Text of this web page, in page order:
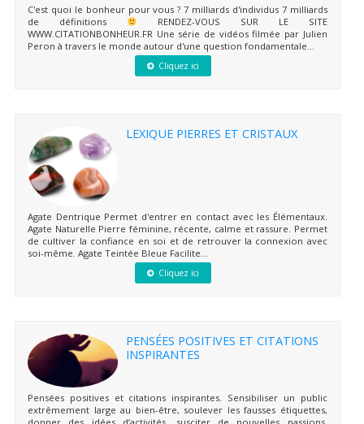
C'est quoi le bonheur pour vous ? 7 milliards d'individus 7 milliards
de définitions
RENDEZ-VOUS SUR LE SITE
WWW.CITATIONBONHEUR.FR Une série de vidéos filmée par Julien
Peron à travers le monde autour d'une question fondamentale...
Cliquez ici
LEXIQUE PIERRES ET CRISTAUX
Agate Dentrique Permet d'entrer en contact avec les Élémentaux.
Agate Naturelle Pierre féminine, récente, calme et rassure. Permet
de cultiver la confiance en soi et de retrouver la connexion avec
soi-même. Agate Teintée Bleue Facilite...
Cliquez ici
PENSÉES POSITIVES ET CITATIONS
INSPIRANTES
Pensées positives et citations inspirantes. Sensibiliser un public
extrêmement large au bien-être, soulever les fausses étiquettes,